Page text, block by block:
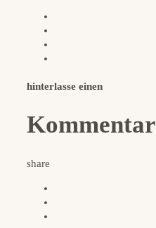
hinterlasse einen
Kommentar
share